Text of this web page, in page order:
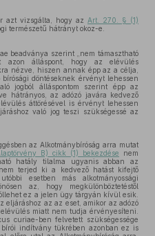
azt vizsgálta, hogy az Art. 270. § (1)
természetű hátrányt okoz-e.
beadványa szerint „nem támasztható
azon álláspont, hogy az elévülés
nézve, hiszen annak épp az a célja,
döntéseknek érvényt lehessen
jogból álláspontom szerint épp az
hátrányos, az adózó javára kedvező
áttörésével is érvényt lehessen
való jog teszi szükségessé az
az Alkotmánybíróság arra mutat
B) cikk (1) bekezdése nem
hatály tilalma ugyanis abban az
terjed ki a kedvező hatást kifejtő
esetben más alkotmányossági
az, hogy megkülönböztetéstől
ez a jelen ügy tárgyán kívül esik.
eljáráshoz az az eset, amikor az adózó
miatt nem tudja érvényesíteni.
curiae-ben felvetett szükségessége
indítvány tükrében azonban ez is